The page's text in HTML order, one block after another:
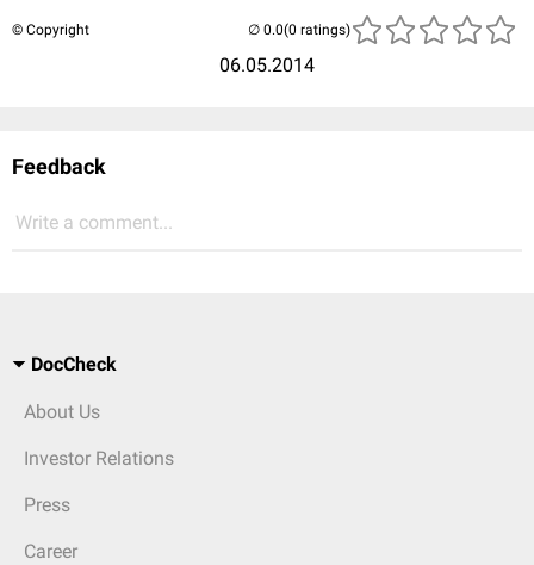
© Copyright
06.05.2014
(0 ratings)
Feedback
Write a comment...
DocCheck
About Us
Investor Relations
Press
Career